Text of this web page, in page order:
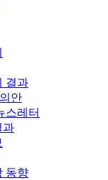
결과
안
스레터
과
동향